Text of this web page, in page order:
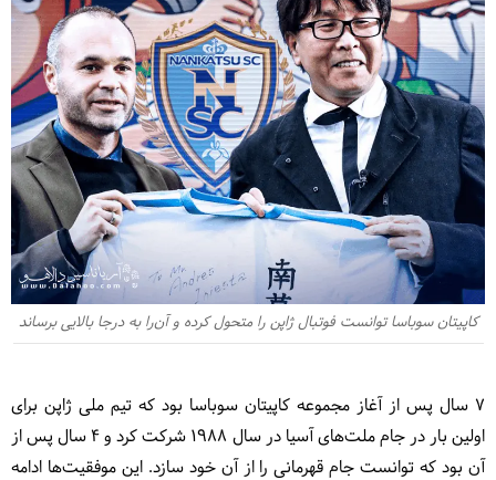
کاپیتان سوباسا توانست فوتبال ژاپن را متحول کرده و آن‌را به درجا بالایی برساند
۷ سال پس از آغاز مجموعه کاپیتان سوباسا بود که تیم ملی ژاپن برای
اولین بار در جام ملت‌های آسیا در سال ۱۹۸۸ شرکت کرد و ۴ سال پس از
آن بود که توانست جام قهرمانی را از آن خود سازد. این موفقیت‌ها ادامه